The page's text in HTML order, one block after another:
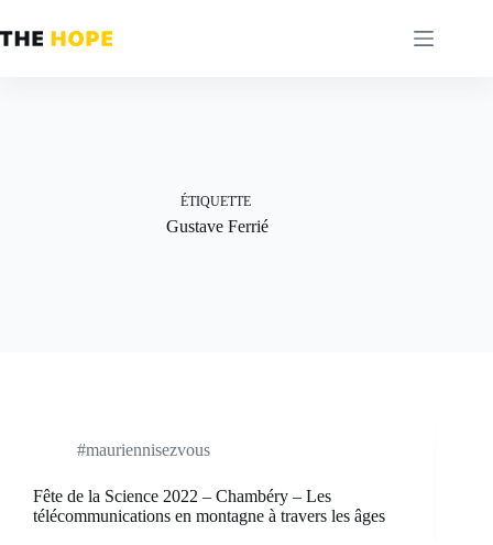
au
contenu
ÉTIQUETTE
Gustave Ferrié
#mauriennisezvous
Fête de la Science 2022 – Chambéry – Les
télécommunications en montagne à travers les âges